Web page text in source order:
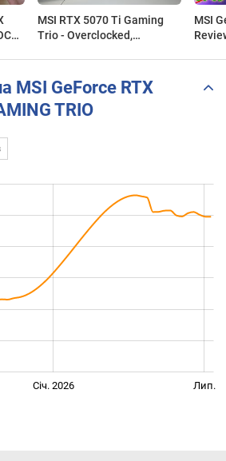
MSI RTX 5070 Ti Gaming
Trio - Overclocked,
MSI
MSI GeForce RTX
TRIO
Січ. 2026 Лип.